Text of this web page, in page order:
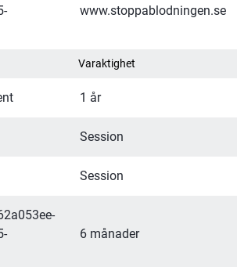
www.stoppablodningen.se
Varaktighet
1 år
Session
Session
6 månader